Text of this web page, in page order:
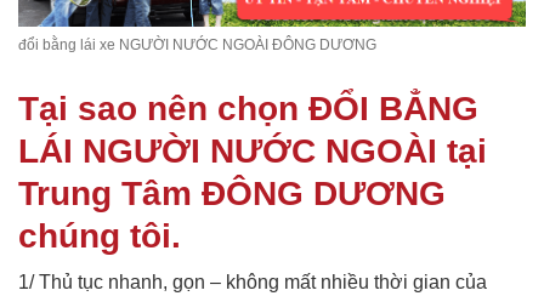
đổi bằng lái xe NGƯỜI NƯỚC NGOÀI ĐÔNG DƯƠNG
Tại sao nên chọn ĐỔI BẲNG
LÁI NGƯỜI NƯỚC NGOÀI tại
Trung Tâm ĐÔNG DƯƠNG
chúng tôi.
1/ Thủ tục nhanh, gọn – không mất nhiều thời gian của